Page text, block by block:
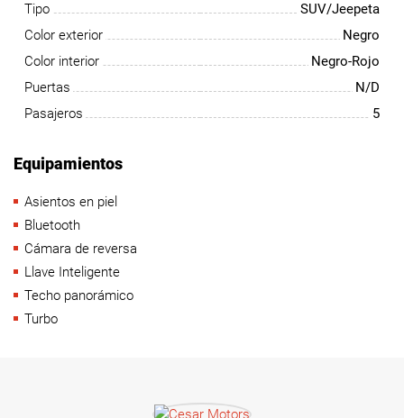
Tipo
SUV/Jeepeta
Color exterior
Negro
Color interior
Negro-Rojo
Puertas
N/D
Pasajeros
5
Equipamientos
Asientos en piel
Bluetooth
Cámara de reversa
Llave Inteligente
Techo panorámico
Turbo